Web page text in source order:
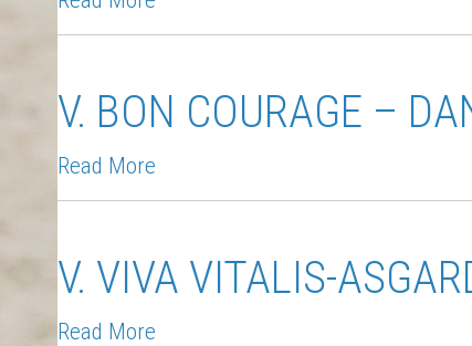
V. BON COURAGE –
Read More
V. VIVA VITALIS-
Read More